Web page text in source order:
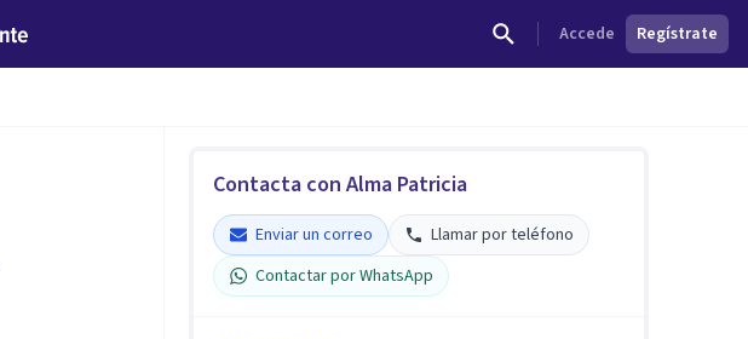
Accede Regístrate
Contacta con Alma Patricia
Enviar un correo
Llamar por teléfono
Contactar por WhatsApp